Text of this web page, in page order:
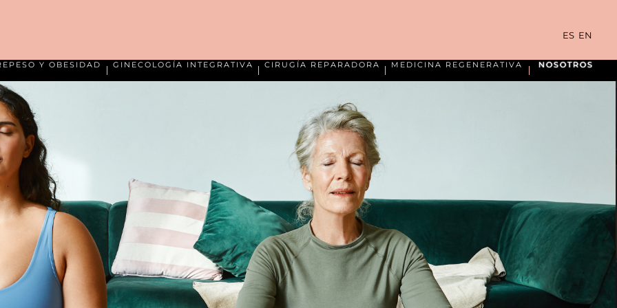
ES EN
Y OBESIDAD GINECOLOGÍA INTEGRATIVA CIRUGÍA REPARADORA MEDICINA REGENERATIVA NOSOTROS